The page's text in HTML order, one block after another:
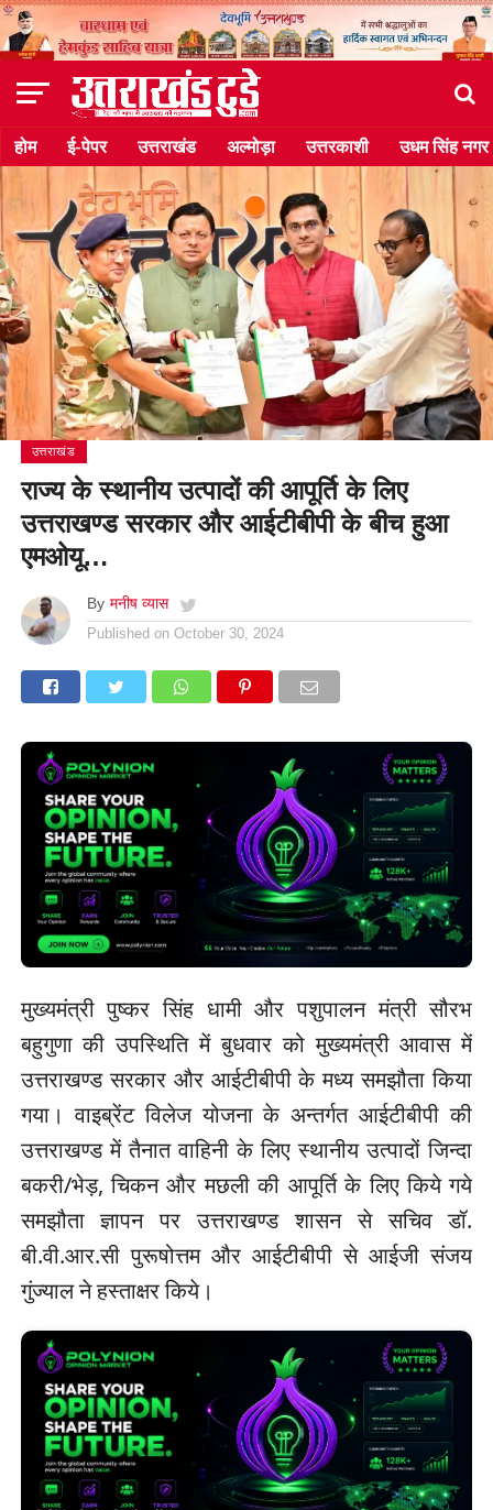
होम ई-पेपर उत्तराखंड अल्मोड़ा उत्तरकाशी उधम सिंह नगर
उत्तराखंड
राज्य के स्थानीय उत्पादों की आपूर्ति के लिए
उत्तराखण्ड सरकार और आईटीबीपी के बीच हुआ
एमओयू…
By मनीष व्यास
Published on October 30, 2024
मुख्यमंत्री पुष्कर सिंह धामी और पशुपालन मंत्री सौरभ
बहुगुणा की उपस्थिति में बुधवार को मुख्यमंत्री आवास में
उत्तराखण्ड सरकार और आईटीबीपी के मध्य समझौता किया
गया। वाइब्रेंट विलेज योजना के अन्तर्गत आईटीबीपी की
उत्तराखण्ड में तैनात वाहिनी के लिए स्थानीय उत्पादों जिन्दा
बकरी/भेड़, चिकन और मछली की आपूर्ति के लिए किये गये
समझौता ज्ञापन पर उत्तराखण्ड शासन से सचिव डॉ.
बी.वी.आर.सी पुरूषोत्तम और आईटीबीपी से आईजी संजय
गुंज्याल ने हस्ताक्षर किये।